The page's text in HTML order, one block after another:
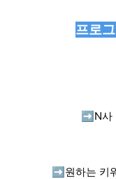
프로
➡️ N사
➡️ 원하는 키